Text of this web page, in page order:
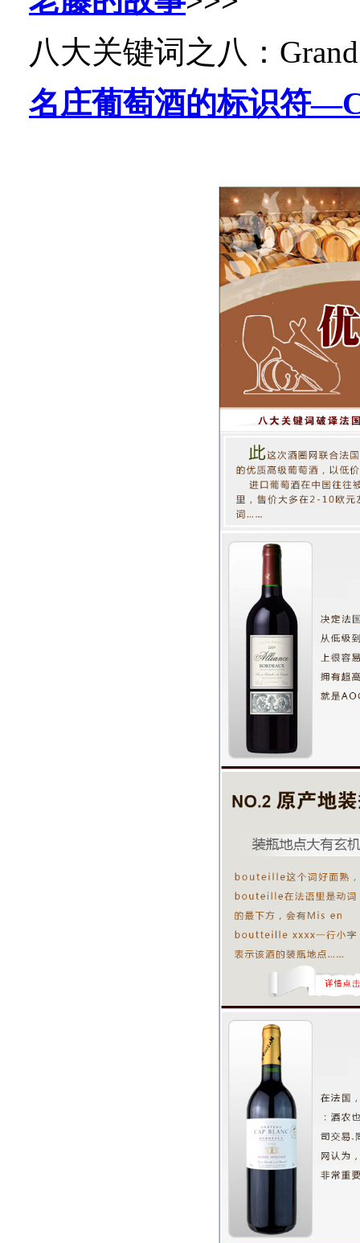
八大关键词之八：
名庄葡萄酒的标识符